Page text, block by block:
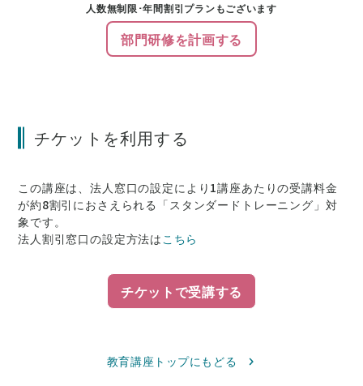
人数無制限･年間割引プランもございます
部門研修を計画する
チケットを利用する
この講座は、法人窓口の設定により1講座あたりの受講料金
が約8割引におさえられる「スタンダードトレーニング」対
象です。
法人割引窓口の設定方法はこちら
チケットで受講する
教育講座トップにもどる